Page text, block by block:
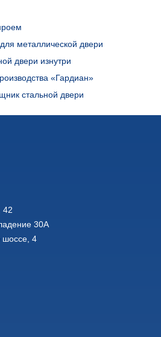
металлической двери
двери изнутри
«Гардиан»
стальной двери
42
30А
шоссе, 4